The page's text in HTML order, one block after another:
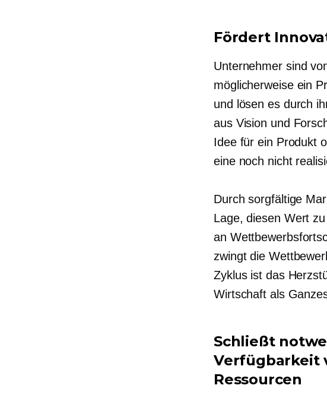
Fördert
Unternehmer sind
möglicherweise ein
und lösen es durch
aus Vision und
Idee für ein Produkt
eine noch nicht
Durch sorgfältige
Lage, diesen Wert
an
zwingt die
Zyklus ist das
Wirtschaft als
Schließt
Verfügbarkeit
Ressourcen